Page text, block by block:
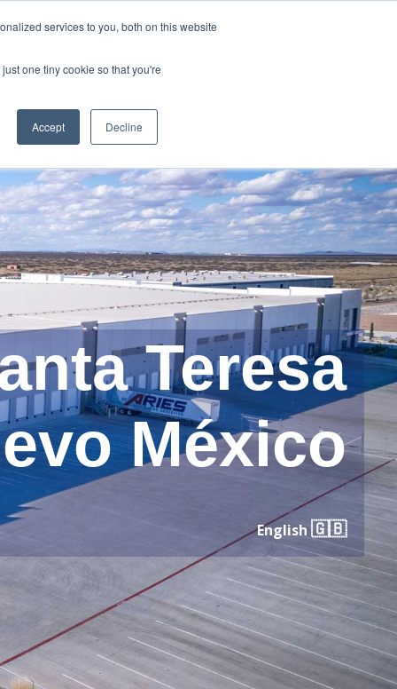
services to you, both on this website
one tiny cookie so that you're
Accept Decline
Us Resources
Teresa
México
English 🇬🇧